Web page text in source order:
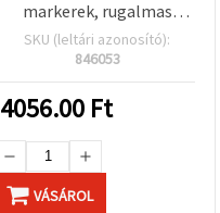
markerek, rugalmas
ecsetheggyel, szürke
árnyalatok, 6 darabos
SKU (leltári azonosító):
846053
4056.00 Ft
VÁSÁROL